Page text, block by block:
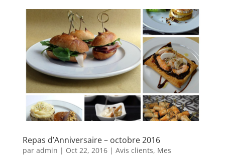
Repas d’Anniversaire – octobre 2016
par admin | Oct 22, 2016| Avis clients, Mes